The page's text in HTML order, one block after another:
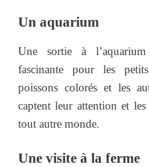
Un aquarium
Une sortie à
fascinante pour les
poissons colorés et les
captent leur attention et
tout autre monde.
Une visite à la ferme